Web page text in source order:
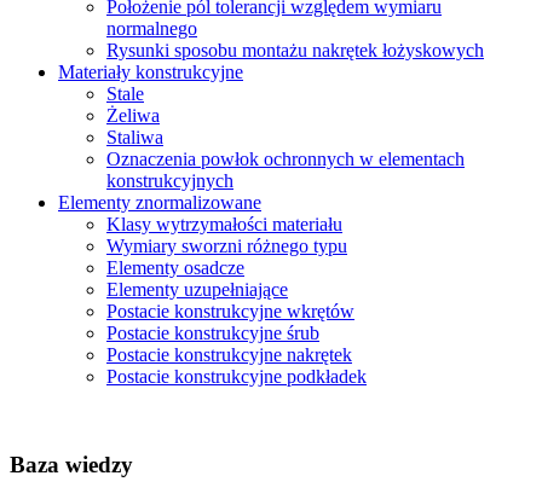
Położenie pól tolerancji względem wymiaru
normalnego
Rysunki sposobu montażu nakrętek łożyskowych
Materiały konstrukcyjne
Stale
Żeliwa
Staliwa
Oznaczenia powłok ochronnych w elementach
konstrukcyjnych
Elementy znormalizowane
Klasy wytrzymałości materiału
Wymiary sworzni różnego typu
Elementy osadcze
Elementy uzupełniające
Postacie konstrukcyjne wkrętów
Postacie konstrukcyjne śrub
Postacie konstrukcyjne nakrętek
Postacie konstrukcyjne podkładek
Baza wiedzy